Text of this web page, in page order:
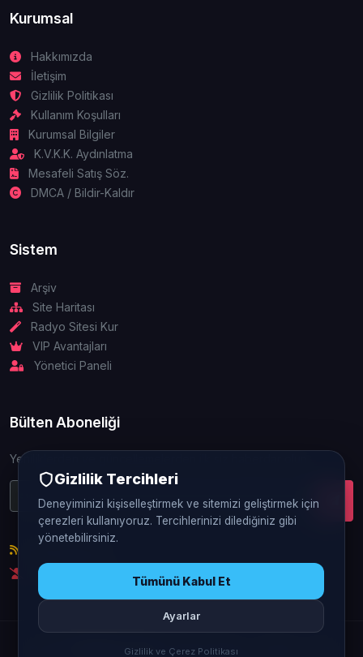
Kurumsal
Hakkımızda
İletişim
Gizlilik Politikası
Kullanım Koşulları
Kurumsal Bilgiler
K.V.K.K. Aydınlatma
Mesafeli Satış Söz.
DMCA / Bildir-Kaldır
Sistem
Arşiv
Site Haritası
Radyo Sitesi Kur
VIP Avantajları
Yönetici Paneli
Bülten Aboneliği
Yeniliklerden ve güncellemelerden ilk siz haberdar olun.
Abonelikten Çık
FlatRadyo.Com- Flatcast Radyo - Sohbet - Canlı
Gizlilik Tercihleri
Deneyiminizi kişiselleştirmek ve sitemizi geliştirmek için
çerezleri kullanıyoruz. Tercihlerinizi dilediğiniz gibi
yönetebilirsiniz.
Tümünü Kabul Et
Ayarlar
Gizlilik ve Çerez Politikası